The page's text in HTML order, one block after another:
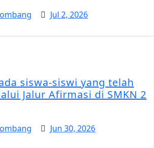
Jul 2, 2026
siswa-siswi yang telah
Jalur Afirmasi di SMKN 2
Jun 30, 2026